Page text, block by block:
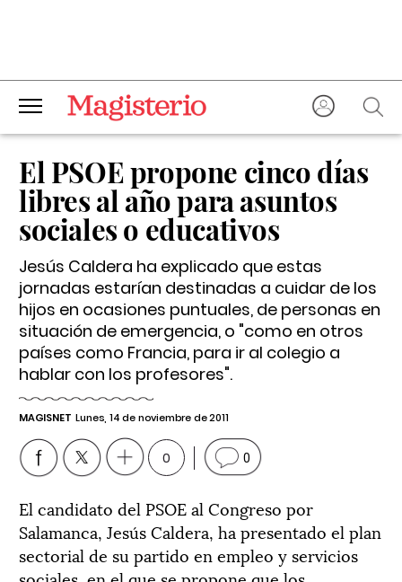
El PSOE propone cinco días
libres al año para asuntos
sociales o educativos
Jesús Caldera ha explicado que estas
jornadas estarían destinadas a cuidar de los
hijos en ocasiones puntuales, de personas en
situación de emergencia, o "como en otros
países como Francia, para ir al colegio a
hablar con los profesores".
MAGISNET Lunes, 14 de noviembre de 2011
0 0
El candidato del PSOE al Congreso por
Salamanca, Jesús Caldera, ha presentado el plan
sectorial de su partido en empleo y servicios